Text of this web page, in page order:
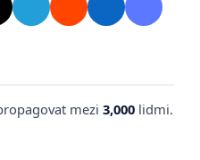
mezi 3,000 lidmi.